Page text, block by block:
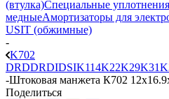
(втулка)Специальные уплотнения
медныеАмортизаторы для
USIT (обжимные)
-
K702
DRDDRDIDSIK114K22K29K31
-Штоковая манжета К702
Поделиться